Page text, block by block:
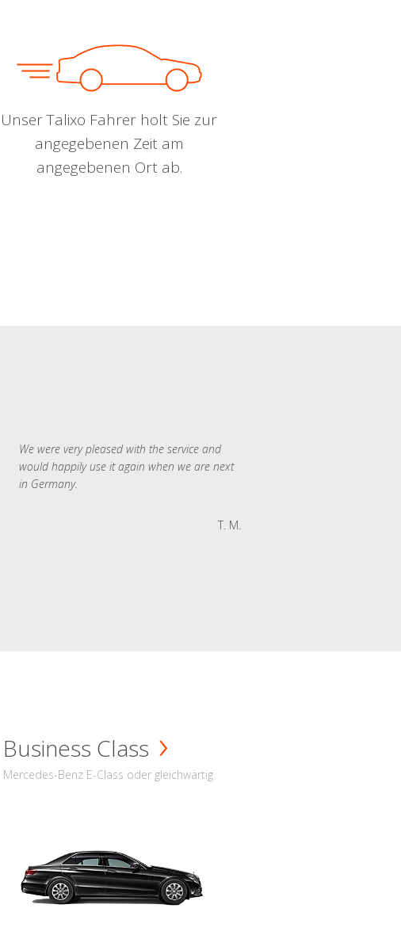
Unser Talixo Fahrer holt Sie zur
angegebenen Zeit am
angegebenen Ort ab.
We were very pleased with the service and
would happily use it again when we are next
in Germany.
T. M.
Business Class
Mercedes-Benz E-Class oder gleichwärtig